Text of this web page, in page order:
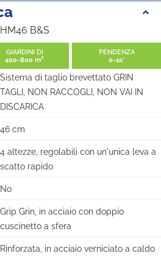
B&S
GIARDINI DI
400-800 m²
PENDENZA
0-10°
Sistema di taglio brevettato GRIN
TAGLI, NON RACCOGLI, NON VAI IN
DISCARICA
46 cm
4 altezze, regolabili con un'unica leva a
scatto rapido
No
Grip Grin, in acciaio con doppio
cuscinetto a sfera
Rinforzata, in acciaio verniciato a caldo